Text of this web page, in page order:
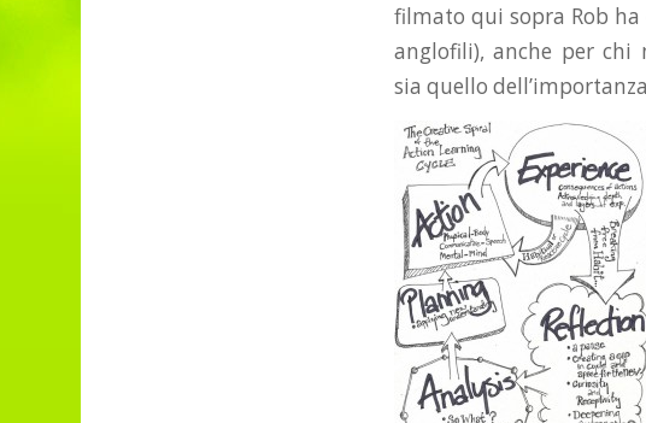
filmato qui sopra Rob
anglofili), anche per chi
sia quello